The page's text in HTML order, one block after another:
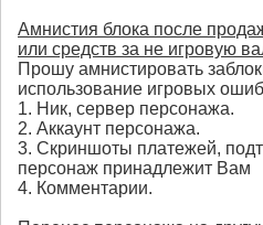
Амнистия блока после
или средств за не игровую
Прошу амнистировать
использование игровых
1. Ник, сервер персонажа.
2. Аккаунт персонажа.
3. Скриншоты платежей,
персонаж принадлежит Вам
4. Комментарии.